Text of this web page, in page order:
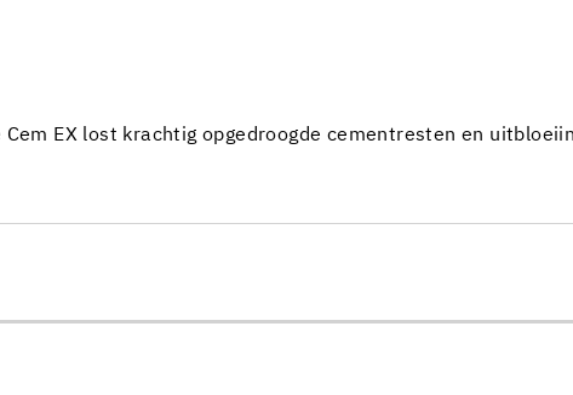
EX lost krachtig opgedroogde cementresten en